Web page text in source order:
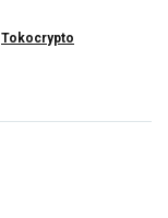
Tokocrypto